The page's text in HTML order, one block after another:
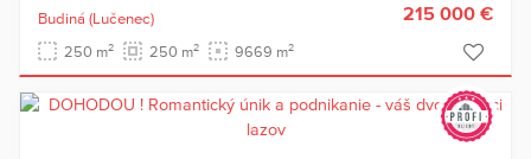
Budiná (Lučenec)
250 m2 250 m2 9669 m2
215 000 €